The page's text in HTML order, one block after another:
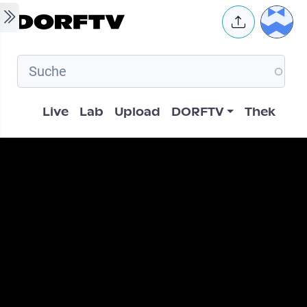
Skip to main content User
Hauptnavigation
Live Lab Upload DORFTV Thek